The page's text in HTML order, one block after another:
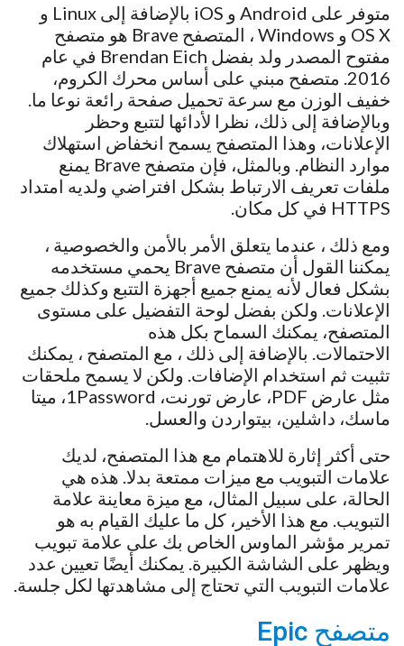
متوفر على Android و iOS بالإضافة إلى Linux و
OS X و Windows ، المتصفح Brave هو متصفح
مفتوح المصدر ولد بفضل Brendan Eich في عام
2016. متصفح مبني على أساس محرك الكروم،
خفيف الوزن مع سرعة تحميل صفحة رائعة نوعا ما.
وبالإضافة إلى ذلك، نظرا لأدائها لتتبع وحظر
الإعلانات، وهذا المتصفح يسمح انخفاض استهلاك
موارد النظام. وبالمثل، فإن متصفح Brave يمنع
ملفات تعريف الارتباط بشكل افتراضي ولديه امتداد
HTTPS في كل مكان.
ومع ذلك ، عندما يتعلق الأمر بالأمن والخصوصية ،
يمكننا القول أن متصفح Brave يحمي مستخدمه
بشكل فعال لأنه يمنع جميع أجهزة التتبع وكذلك جميع
الإعلانات. ولكن بفضل لوحة التفضيل على مستوى
المتصفح، يمكنك السماح بكل هذه
الاحتمالات. بالإضافة إلى ذلك ، مع المتصفح ، يمكنك
تثبيت ثم استخدام الإضافات. ولكن لا يسمح ملحقات
مثل عارض PDF، عارض تورنت، 1Password، ميتا
ماسك، داشلين، بيتواردن والعسل.
حتى أكثر إثارة للاهتمام مع هذا المتصفح، لديك
علامات التبويب مع ميزات ممتعة بدلا. هذه هي
الحالة، على سبيل المثال، مع ميزة معاينة علامة
التبويب. مع هذا الأخير، كل ما عليك القيام به هو
تمرير مؤشر الماوس الخاص بك على علامة تبويب
ويظهر على الشاشة الكبيرة. يمكنك أيضًا تعيين عدد
علامات التبويب التي تحتاج إلى مشاهدتها لكل جلسة.
متصفح Epic